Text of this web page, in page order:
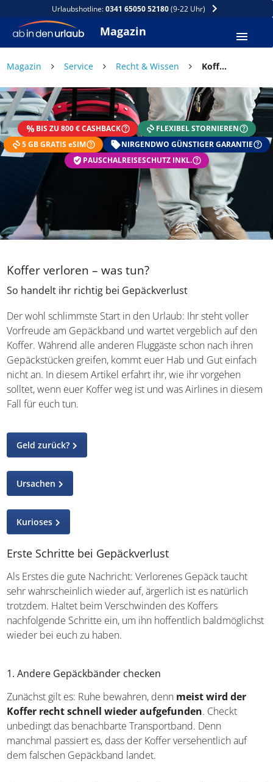
Urlaubshotline:0341 65050 52180(9-22 Uhr)
Magazin
Magazin Service Recht & Wissen Koffer verloren – was tun?
BIS ZU 800 € CASHBACK
FLEXIBEL STORNIEREN
5 GB GRATIS eSIM
NIRGENDWO GÜNSTIGER GARANTIE
PAUSCHALREISESCHUTZ INKL.
Koffer verloren – was tun?
So handelt ihr richtig bei Gepäckverlust
Der wohl schlimmste Start in den Urlaub: Ihr steht voller
Vorfreude am Gepäckband und wartet vergeblich auf den
Koffer. Während alle anderen Fluggäste schon nach ihren
Gepäckstücken greifen, kommt euer Hab und Gut einfach
nicht an. In diesem Artikel erfahrt ihr, wie ihr vorgehen
solltet, wenn euer Koffer weg ist und was Airlines in diesem
Fall für euch tun.
Geld zurück?
Ursachen
Kurioses
Erste Schritte bei Gepäckverlust
Als Erstes die gute Nachricht: Verlorenes Gepäck taucht
sehr wahrscheinlich wieder auf, ärgerlich ist es natürlich
trotzdem. Haltet beim Verschwinden des Koffers
nachfolgende Schritte ein, um ihn hoffentlich baldmöglichst
wieder bei euch zu haben.
1. Andere Gepäckbänder checken
Zunächst gilt es: Ruhe bewahren, denn meist wird der
Koffer recht schnell wieder aufgefunden. Checkt
unbedingt das benachbarte Transportband. Denn
manchmal passiert es, dass der Koffer versehentlich auf
dem falschen Gepäckband landet.